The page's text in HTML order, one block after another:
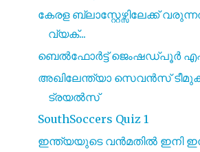
കേരള ബ്ലാസ്റ്റേഴ്സിലേക്ക്
വ്യക്...
ബെൽഫോർട്ട് ജെംഷഡ്പൂർ
അഖിലേന്ത്യാ സെവൻസ്
ട്രയൽസ്
SouthSoccers Quiz 1
ഇന്ത്യയുടെ വൻമതിൽ ഇനി